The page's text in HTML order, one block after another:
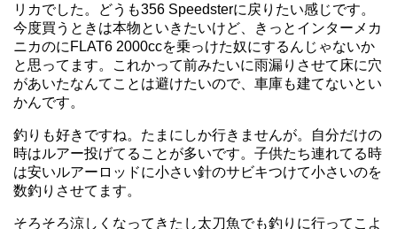
リカでした。どうも356 Speedsterに戻りたい感じです。
今度買うときは本物といきたいけど、きっとインターメカ
ニカのにFLAT6 2000ccを乗っけた奴にするんじゃないか
と思ってます。これかって前みたいに雨漏りさせて床に穴
があいたなんてことは避けたいので、車庫も建てないとい
かんです。
釣りも好きですね。たまにしか行きませんが。自分だけの
時はルアー投げてることが多いです。子供たち連れてる時
は安いルアーロッドに小さい針のサビキつけて小さいのを
数釣りさせてます。
そろそろ涼しくなってきたし太刀魚でも釣りに行ってこよ